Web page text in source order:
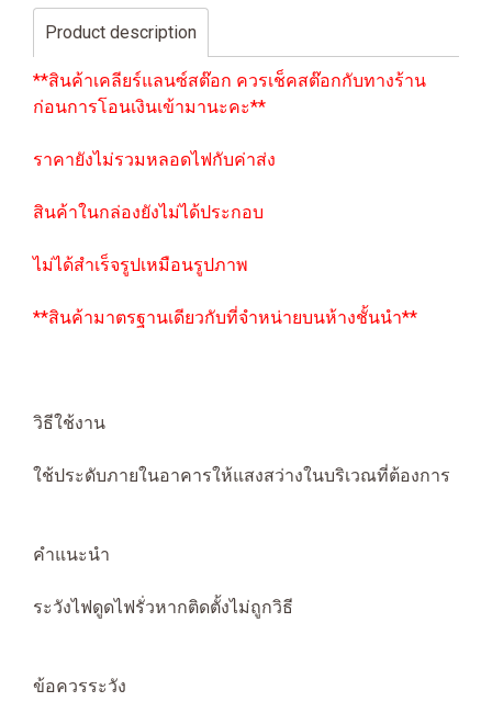
Product description
**สินค้าเคลียร์แลนซ์สต๊อก ควรเช็คสต๊อกกับทางร้าน
ก่อนการโอนเงินเข้ามานะคะ**
ราคายังไม่รวมหลอดไฟกับค่าส่ง
สินค้าในกล่องยังไม่ได้ประกอบ
ไม่ได้สำเร็จรูปเหมือนรูปภาพ
**สินค้ามาตรฐานเดียวกับที่จำหน่ายบนห้างชั้นนำ**
วิธีใช้งาน
ใช้ประดับภายในอาคารให้แสงสว่างในบริเวณที่ต้องการ
คำแนะนำ
ระวังไฟดูดไฟรั่วหากติดตั้งไม่ถูกวิธี
ข้อควรระวัง